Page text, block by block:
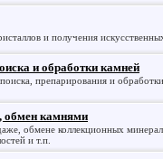
и получения
и обработки камней
препарирования и
обмен камнями
обмене коллекционных
и т.п.